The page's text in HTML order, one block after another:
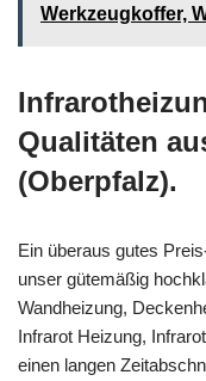
Werkzeugkoffer,
Qualitäten
(Oberpfalz).
Ein überaus gutes
unser gütemäßig
Wandheizung,
Infrarot Heizung,
einen langen